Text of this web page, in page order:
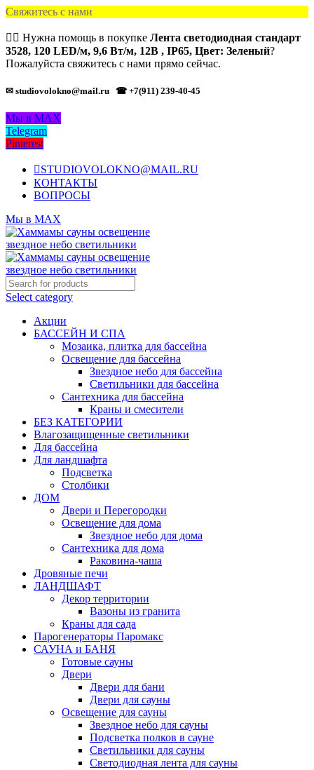
Свяжитесь с нами
🙋‍♂️ Нужна помощь в покупке Лента светодиодная стандарт
3528, 120 LED/м, 9,6 Вт/м, 12В , IP65, Цвет: Зеленый?
Пожалуйста свяжитесь с нами прямо сейчас.
✉ studiovolokno@mail.ru ☎ +7(911) 239-40-45
Мы в MAX
Telegram
Pinterest
STUDIOVOLOKNO@MAIL.RU
КОНТАКТЫ
ВОПРОСЫ
Мы в MAX
Select category
Акции
БАССЕЙН И СПА
Мозаика, плитка для бассейна
Освещение для бассейна
Звездное небо для бассейна
Светильники для бассейна
Сантехника для бассейна
Краны и смесители
БЕЗ КАТЕГОРИИ
Влагозащищенные светильники
Для бассейна
Для ландшафта
Подсветка
Столбики
ДОМ
Двери и Перегородки
Освещение для дома
Звездное небо для дома
Сантехника для дома
Раковина-чаша
Дровяные печи
ЛАНДШАФТ
Декор территории
Вазоны из гранита
Краны для сада
Парогенераторы Паромакс
САУНА и БАНЯ
Готовые сауны
Двери
Двери для бани
Двери для сауны
Освещение для сауны
Звездное небо для сауны
Подсветка полков в сауне
Светильники для сауны
Светодиодная лента для сауны